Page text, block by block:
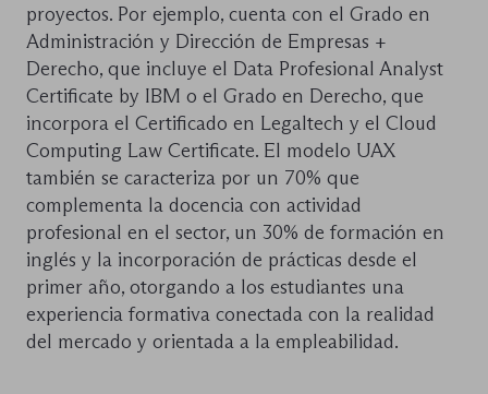
proyectos. Por ejemplo, cuenta con el Grado en
Administración y Dirección de Empresas +
Derecho, que incluye el Data Profesional Analyst
Certificate by IBM o el Grado en Derecho, que
incorpora el Certificado en Legaltech y el Cloud
Computing Law Certificate. El modelo UAX
también se caracteriza por un 70% que
complementa la docencia con actividad
profesional en el sector, un 30% de formación en
inglés y la incorporación de prácticas desde el
primer año, otorgando a los estudiantes una
experiencia formativa conectada con la realidad
del mercado y orientada a la empleabilidad.